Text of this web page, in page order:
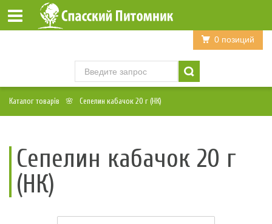
Войти Регистрация
0 позиций
Каталог товарів Сепелин кабачок 20 г (НК)
Сепелин кабачок 20 г
(НК)